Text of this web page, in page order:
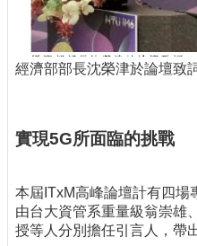
經濟部部長沈榮津於論壇致詞
實現5G所面臨的挑戰
本屆ITxM高峰論壇計有四場
由台大資管系重量級翁崇雄
授等人分別擔任引言人，帶